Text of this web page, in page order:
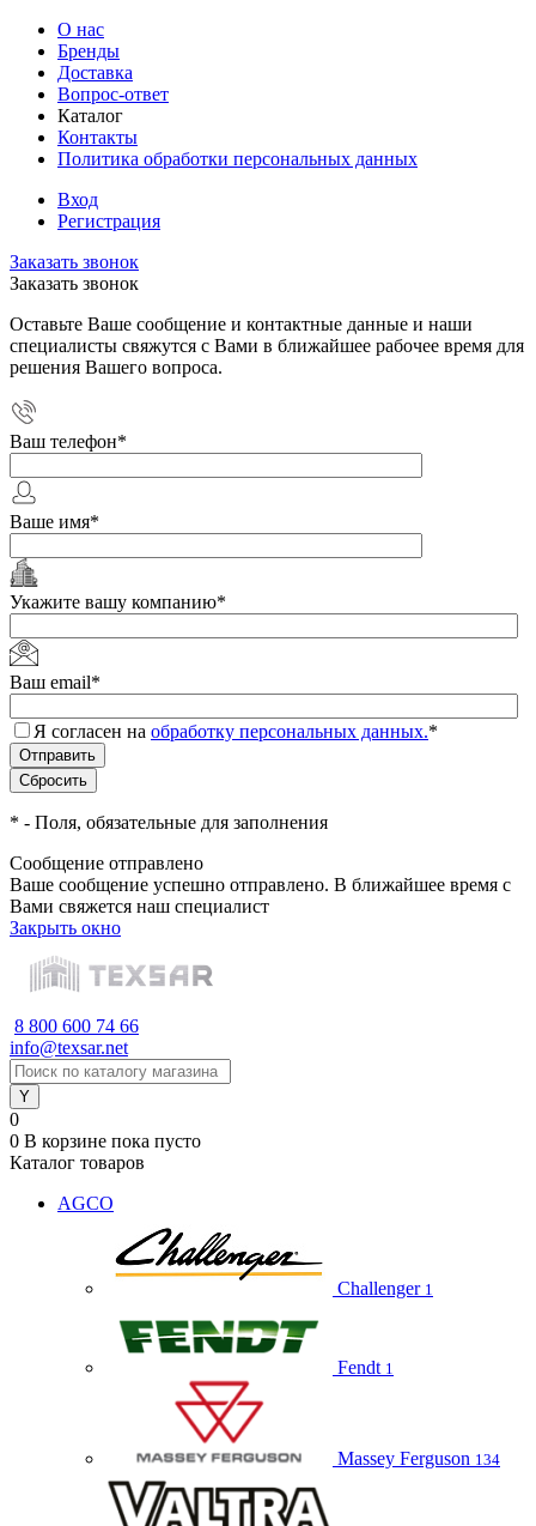
О нас
Бренды
Доставка
Вопрос-ответ
Каталог
Контакты
Политика обработки персональных данных
Вход
Регистрация
Заказать звонок
Заказать звонок
Оставьте Ваше сообщение и контактные данные и наши
специалисты свяжутся с Вами в ближайшее рабочее время для
решения Вашего вопроса.
Ваш телефон*
Ваше имя*
Укажите вашу компанию*
Ваш email*
Я согласен на обработку персональных данных.*
* - Поля, обязательные для заполнения
Сообщение отправлено
Ваше сообщение успешно отправлено. В ближайшее время с
Вами свяжется наш специалист
Закрыть окно
8 800 600 74 66
info@texsar.net
0
0 В корзине пока пусто
Каталог товаров
AGCO
Challenger 1
Fendt 1
Massey Ferguson 134